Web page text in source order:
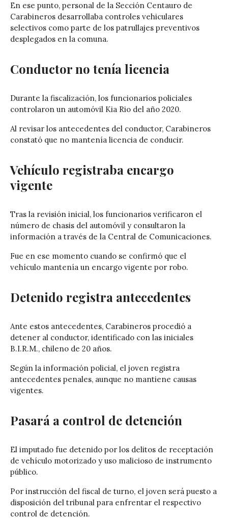
En ese punto, personal de la Sección Centauro de
Carabineros desarrollaba controles vehiculares
selectivos como parte de los patrullajes preventivos
desplegados en la comuna.
Conductor no tenía licencia
Durante la fiscalización, los funcionarios policiales
controlaron un automóvil Kia Rio del año 2020.
Al revisar los antecedentes del conductor, Carabineros
constató que no mantenía licencia de conducir.
Vehículo registraba encargo
vigente
Tras la revisión inicial, los funcionarios verificaron el
número de chasis del automóvil y consultaron la
información a través de la Central de Comunicaciones.
Fue en ese momento cuando se confirmó que el
vehículo mantenía un encargo vigente por robo.
Detenido registra antecedentes
Ante estos antecedentes, Carabineros procedió a
detener al conductor, identificado con las iniciales
B.I.R.M., chileno de 20 años.
Según la información policial, el joven registra
antecedentes penales, aunque no mantiene causas
vigentes.
Pasará a control de detención
El imputado fue detenido por los delitos de receptación
de vehículo motorizado y uso malicioso de instrumento
público.
Por instrucción del fiscal de turno, el joven será puesto a
disposición del tribunal para enfrentar el respectivo
control de detención.